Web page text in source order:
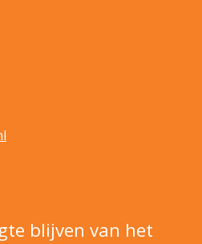
blijven van het